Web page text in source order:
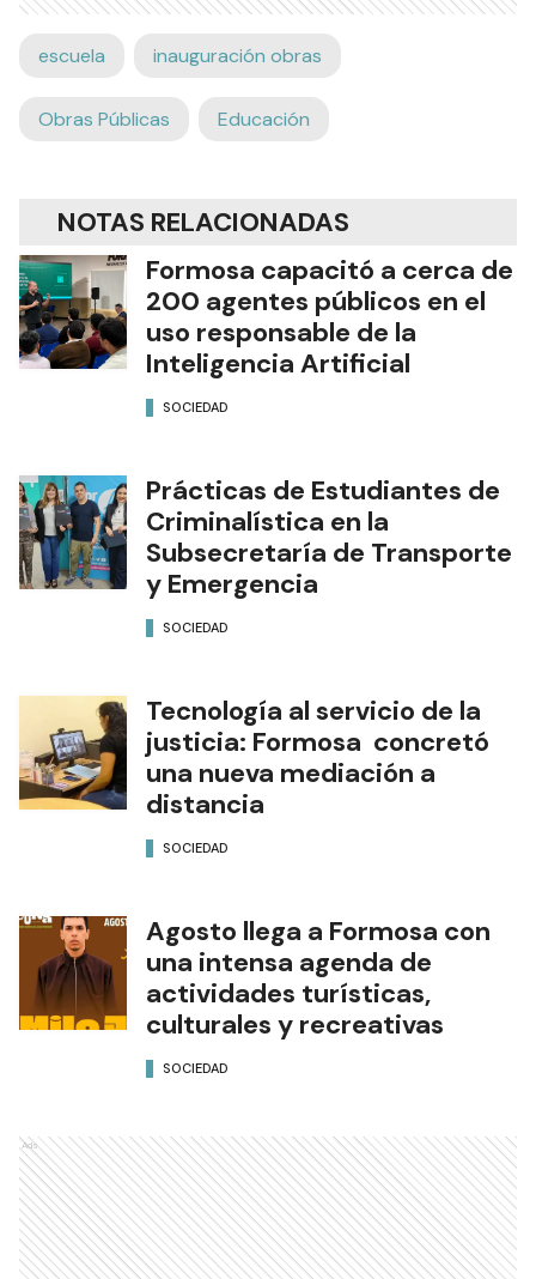
escuela inauguración obras
Obras Públicas Educación
NOTAS RELACIONADAS
Formosa capacitó a cerca de
200 agentes públicos en el
uso responsable de la
Inteligencia Artificial
SOCIEDAD
Prácticas de Estudiantes de
Criminalística en la
Subsecretaría de Transporte
y Emergencia
SOCIEDAD
Tecnología al servicio de la
justicia: Formosa concretó
una nueva mediación a
distancia
SOCIEDAD
Agosto llega a Formosa con
una intensa agenda de
actividades turísticas,
culturales y recreativas
SOCIEDAD
Ads